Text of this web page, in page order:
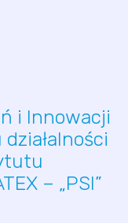
i Innowacji
– „PSI”